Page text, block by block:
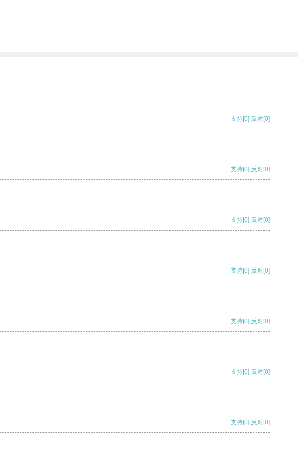
支持[0] 反对[0]
支持[0] 反对[0]
支持[0] 反对[0]
支持[0] 反对[0]
支持[0] 反对[0]
支持[0] 反对[0]
支持[0] 反对[0]